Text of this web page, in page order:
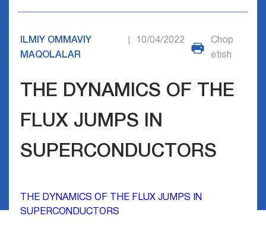
ILMIY OMMAVIY
MAQOLALAR
10/04/2022
Chop
etish
THE DYNAMICS OF THE
FLUX JUMPS IN
SUPERCONDUCTORS
THE DYNAMICS OF THE FLUX JUMPS IN
SUPERCONDUCTORS